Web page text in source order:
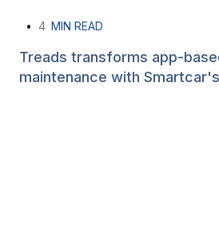
• 4 MIN READ
Treads transforms app-
maintenance with